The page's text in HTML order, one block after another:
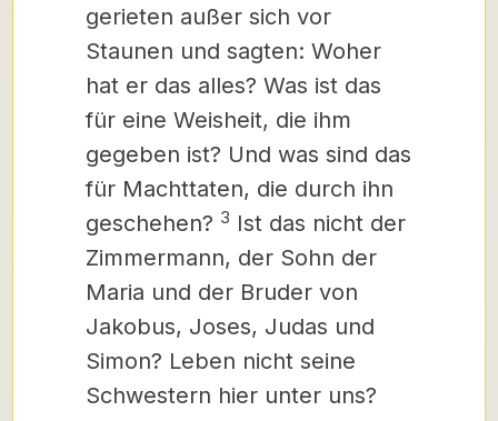
gerieten außer sich vor
Staunen und sagten: Woher
hat er das alles? Was ist das
für eine Weisheit, die ihm
gegeben ist? Und was sind das
für Machttaten, die durch ihn
geschehen? 3 Ist das nicht der
Zimmermann, der Sohn der
Maria und der Bruder von
Jakobus, Joses, Judas und
Simon? Leben nicht seine
Schwestern hier unter uns?